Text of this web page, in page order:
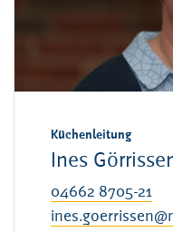
Küchenleitung
Ines
04662 8705-21